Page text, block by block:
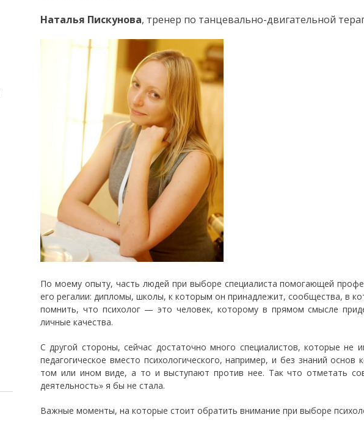
Наталья Пискунова, тренер по танцевально-двигательной
По моему опыту, часть людей при выборе специалиста помогающей
его регалии: дипломы, школы, к которым он принадлежит, сообщества, в
помнить, что психолог — это человек, которому в прямом смысле
личные качества.
С другой стороны, сейчас достаточно много специалистов, которые не
педагогическое вместо психологического, например, и без знаний
том или ином виде, а то и выступают против нее. Так что отметать
деятельность» я бы не стала.
Важные моменты, на которые стоит обратить внимание при выборе